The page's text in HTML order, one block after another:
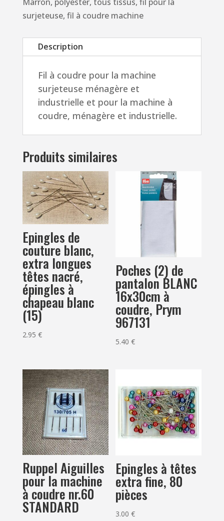
Marron,
polyester,
tous
tissus,
pour
surjeteuse,
machine
Marron, polyester, tous tissus, fil pour la
surjeteuse, fil à coudre machine
Description
Fil à coudre pour la machine
surjeteuse ménagère et
industrielle et pour la machine à
coudre, ménagère et industrielle.
Produits similaires
Epingles de
couture blanc,
extra longues
têtes nacré,
épingles à
chapeau blanc
(15)
2.95 €
Poches (2) de
pantalon BLANC
16x30cm à
coudre, Prym
967131
5.40€
Ruppel Aiguilles
pour la machine
à coudre nr.60
STANDARD
Epingles à têtes
extra fine, 80
pièces
3.00€